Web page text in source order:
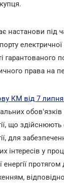
настанови під
електричної
гарантованого
права на
КМ від 7
що здійснюють
для
інтересів у
протягом